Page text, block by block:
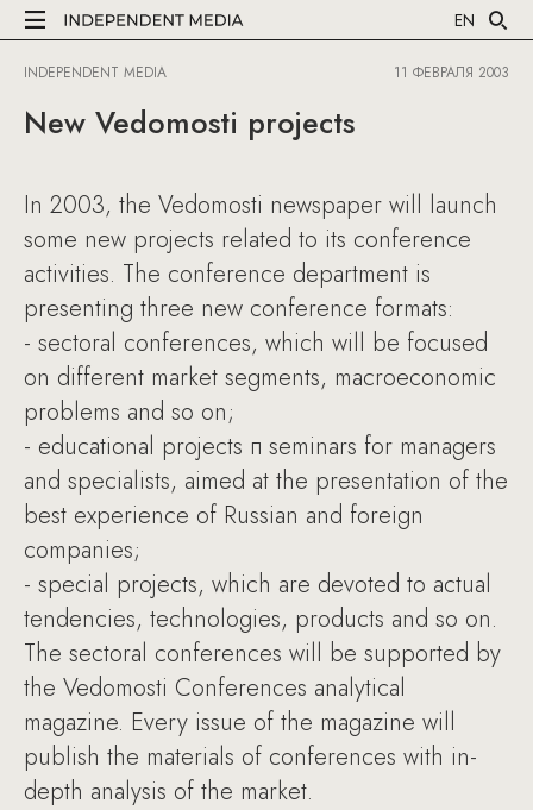
EN
INDEPENDENT MEDIA 11 ФЕВРАЛЯ 2003
New Vedomosti projects
In 2003, the Vedomosti newspaper will launch
some new projects related to its conference
activities. The conference department is
presenting three new conference formats:
- sectoral conferences, which will be focused
on different market segments, macroeconomic
problems and so on;
- educational projects п seminars for managers
and specialists, aimed at the presentation of the
best experience of Russian and foreign
companies;
- special projects, which are devoted to actual
tendencies, technologies, products and so on.
The sectoral conferences will be supported by
the Vedomosti Conferences analytical
magazine. Every issue of the magazine will
publish the materials of conferences with in-
depth analysis of the market.